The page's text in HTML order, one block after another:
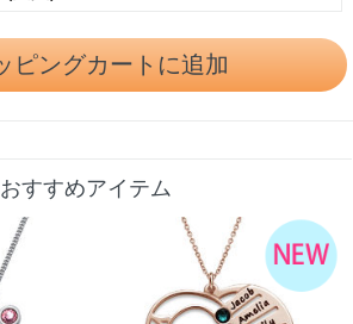
おすすめアイテム